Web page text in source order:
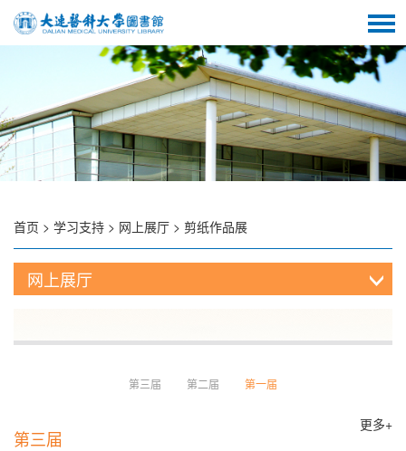
首页 > 学习支持 > 网上展厅 > 剪纸作品展
网上展厅
第三届 第二届 第一届
第三届
更多+